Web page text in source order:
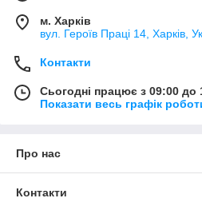
м. Харків
вул. Героїв Праці 14, Харків,
Контакти
Сьогодні працює з 09:00 до
Показати весь графік
Про нас
Контакти